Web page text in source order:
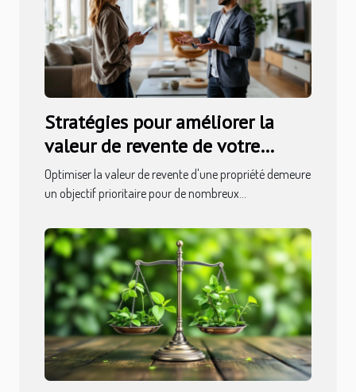
Stratégies pour améliorer la
valeur de revente de votre
propriété
Optimiser la valeur de revente d'une propriété demeure
un objectif prioritaire pour de nombreux...